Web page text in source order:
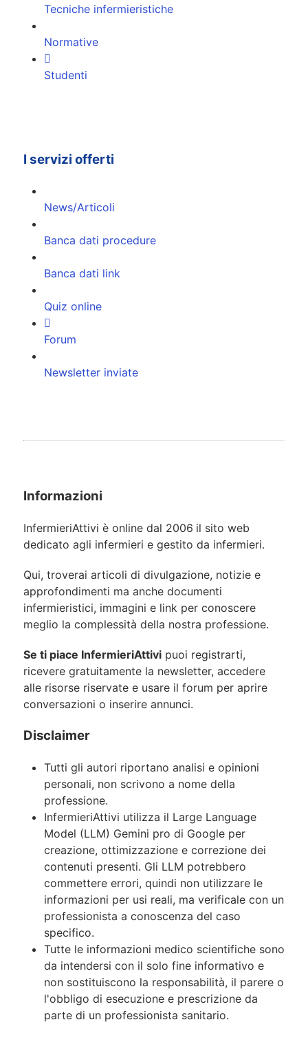
Tecniche infermieristiche
Normative
Studenti
I servizi offerti
News/Articoli
Banca dati procedure
Banca dati link
Quiz online
Forum
Newsletter inviate
Informazioni
InfermieriAttivi è online dal 2006 il sito web
dedicato agli infermieri e gestito da infermieri.
Qui, troverai articoli di divulgazione, notizie e
approfondimenti ma anche documenti
infermieristici, immagini e link per conoscere
meglio la complessità della nostra professione.
Se ti piace InfermieriAttivi puoi registrarti,
ricevere gratuitamente la newsletter, accedere
alle risorse riservate e usare il forum per aprire
conversazioni o inserire annunci.
Disclaimer
Tutti gli autori riportano analisi e opinioni
personali, non scrivono a nome della
professione.
InfermieriAttivi utilizza il Large Language
Model (LLM) Gemini pro di Google per
creazione, ottimizzazione e correzione dei
contenuti presenti. Gli LLM potrebbero
commettere errori, quindi non utilizzare le
informazioni per usi reali, ma verificale con un
professionista a conoscenza del caso
specifico.
Tutte le informazioni medico scientifiche sono
da intendersi con il solo fine informativo e
non sostituiscono la responsabilità, il parere o
l'obbligo di esecuzione e prescrizione da
parte di un professionista sanitario.